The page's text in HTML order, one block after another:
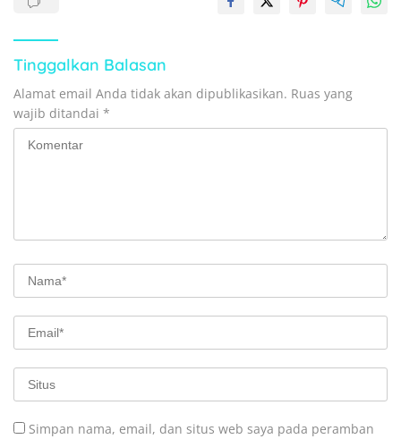
Tinggalkan Balasan
Alamat email Anda tidak akan dipublikasikan. Ruas yang
wajib ditandai *
Simpan nama, email, dan situs web saya pada peramban